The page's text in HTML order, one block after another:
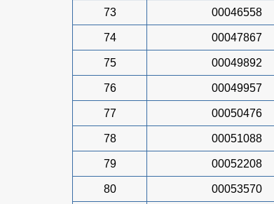
73 00046558
74 00047867
75 00049892
76 00049957
77 00050476
78 00051088
79 00052208
80 00053570